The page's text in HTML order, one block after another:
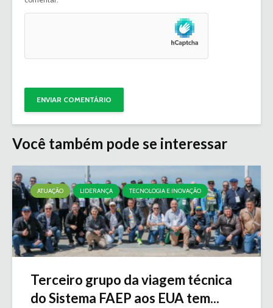
Você também pode se interessar
ATUAÇÃO LIDERANÇA TECNOLOGIA E INOVAÇÃO
Terceiro grupo da viagem técnica
do Sistema FAEP aos EUA tem...